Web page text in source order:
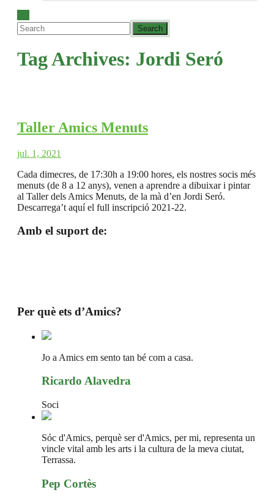
Tag Archives: Jordi Seró
Taller Amics Menuts
jul. 1, 2021
Cada dimecres, de 17:30h a 19:00 hores, els nostres socis més
menuts (de 8 a 12 anys), venen a aprendre a dibuixar i pintar
al Taller dels Amics Menuts, de la mà d’en Jordi Seró.
Descarrega’t aquí el full inscripció 2021-22.
Amb el suport de:
Per què ets d’Amics?
Jo a Amics em sento tan bé com a casa.
Ricardo Alavedra
Soci
Sóc d'Amics, perquè ser d'Amics, per mi, representa un
vincle vital amb les arts i la cultura de la meva ciutat,
Terrassa.
Pep Cortès